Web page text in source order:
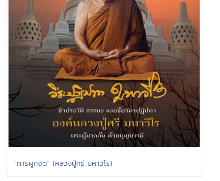
"การผูกจิต" (หลวงปู่ศรี มหาวีโร)